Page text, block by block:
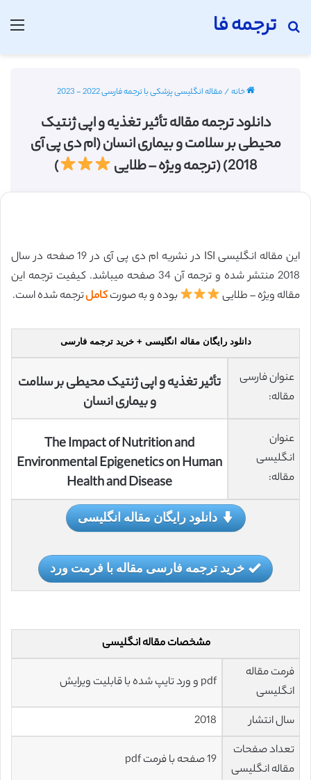
ترجمه فا
جستجو برای
خانه/مقاله انگلیسی پزشکی با ترجمه فارسی 2022 - 2023
دانلود ترجمه مقاله تأثیر تغذیه و اپی ژنتیک
محیطی بر سلامت و بیماری انسان (ام دی پی آی
2018) (ترجمه ویژه – طلایی
)
این مقاله انگلیسی ISI در نشریه ام دی پی آی در 19 صفحه در سال
2018 منتشر شده و ترجمه آن 34 صفحه میباشد. کیفیت ترجمه این
مقاله ویژه – طلایی
بوده و به صورتکاملترجمه شده است.
دانلود رایگان مقاله انگلیسی + خرید ترجمه فارسی
عنوان فارسی
مقاله:
تأثیر تغذیه و اپی ژنتیک محیطی بر سلامت
و بیماری انسان
عنوان
انگلیسی
مقاله:
The Impact of Nutrition and
Environmental Epigenetics on Human
Health and Disease
دانلود رایگان مقاله انگلیسی
خرید ترجمه فارسی مقاله با فرمت ورد
مشخصات مقاله انگلیسی
فرمت مقاله
انگلیسی
pdf و ورد تایپ شده با قابلیت ویرایش
سال انتشار
2018
تعداد صفحات
مقاله انگلیسی
19 صفحه با فرمت pdf